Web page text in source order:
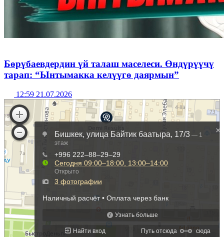
Бөрүбаевдердин үй талаш маселеси. Өндүрүүчү
тарап: “Ынтымакка келүүгө даярмын”
12:59 21.07.2026